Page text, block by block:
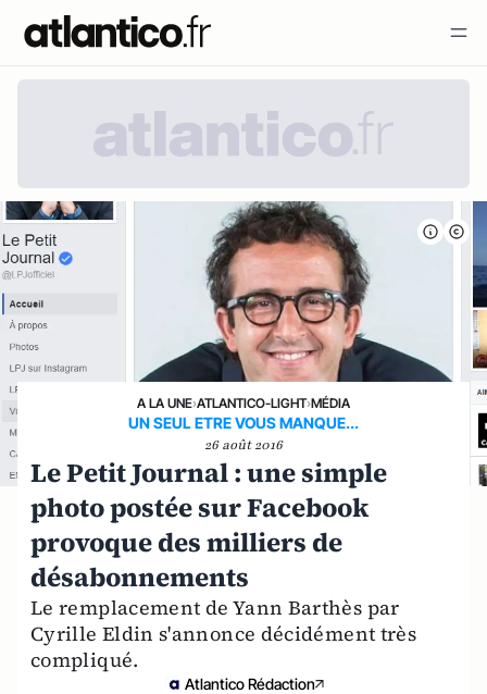
A LA UNE›ATLANTICO-LIGHT›MÉDIA
UN SEUL ETRE VOUS MANQUE...
26 août 2016
Le Petit Journal : une simple
photo postée sur Facebook
provoque des milliers de
désabonnements
Le remplacement de Yann Barthès par
Cyrille Eldin s'annonce décidément très
compliqué.
Atlantico Rédaction